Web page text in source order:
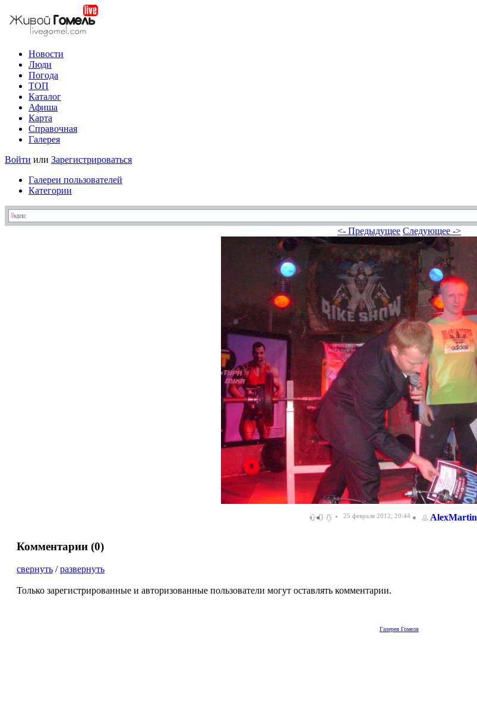
Новости
Люди
Погода
ТОП
Каталог
Афиша
Карта
Справочная
Галерея
Войти или Зарегистрироваться
Галереи пользователей
Категории
<- Предыдущее Следующее ->
0 25 февраля 2012, 20:44 AlexMartin
Комментарии (0)
свернуть /развернуть
Только зарегистрированные и авторизованные пользователи могут оставлять комментарии.
Галерея Гомеля